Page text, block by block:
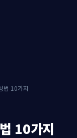
법 10가지
10가지